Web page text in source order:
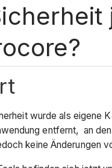
wurde als eigene
entfernt, an
keine Änderungen